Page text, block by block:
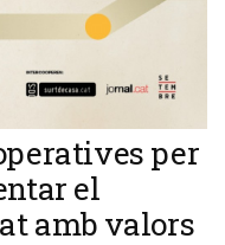
per
el
amb valors